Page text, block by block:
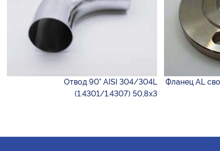
Отвод 90° AISI 304/304L
(1.4301/1.4307) 50,8х3
Фланец AL